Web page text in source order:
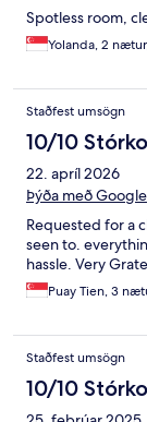
Spotless room,
Yolanda, 2
Staðfest umsögn
10/10
22. apríl 2026
Þýða með Google
Requested for a
seen to.
hassle. Very
Puay Tien, 3
Staðfest umsögn
10/10